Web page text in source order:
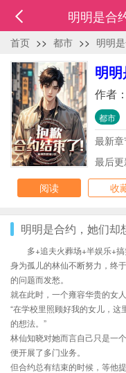
明明是合
首页 >> 都市 >> 明明
明
作者：
都市
最新章
最后
阅读
收
明明是合约，她们却
多+追夫火葬场+半娱乐+
身为孤儿的林仙不断努力，终
的问题而发愁。
就在此时，一个雍容华贵的女人
“在学校里照顾好我的女儿，
的想法。”
林仙知晓对她而言自己只是一
便开展了多门业务。
但合约总有结束的时候，等他